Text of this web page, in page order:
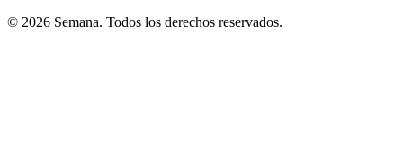
© 2026 Semana. Todos los derechos reservados.